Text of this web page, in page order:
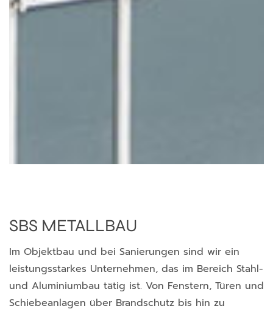
SBS METALLBAU
Im Objektbau und bei Sanierungen sind wir ein
leistungsstarkes Unternehmen, das im Bereich Stahl-
und Aluminiumbau tätig ist. Von Fenstern, Türen und
Schiebeanlagen über Brandschutz bis hin zu